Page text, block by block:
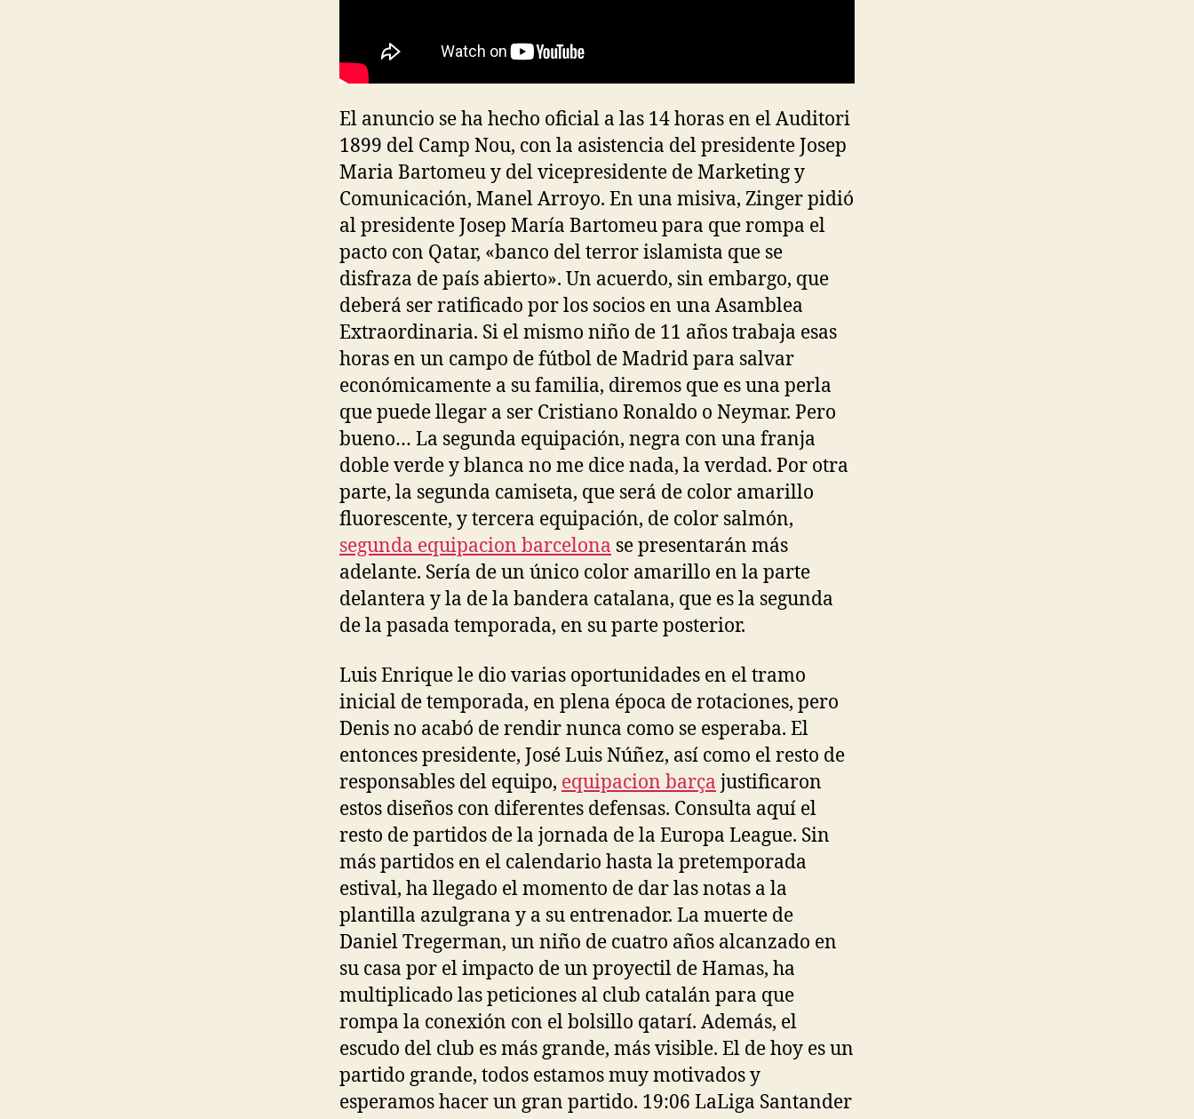
El anuncio se ha hecho oficial a las 14 horas en el Auditori
1899 del Camp Nou, con la asistencia del presidente Josep
Maria Bartomeu y del vicepresidente de Marketing y
Comunicación, Manel Arroyo. En una misiva, Zinger pidió
al presidente Josep María Bartomeu para que rompa el
pacto con Qatar, «banco del terror islamista que se
disfraza de país abierto». Un acuerdo, sin embargo, que
deberá ser ratificado por los socios en una Asamblea
Extraordinaria. Si el mismo niño de 11 años trabaja esas
horas en un campo de fútbol de Madrid para salvar
económicamente a su familia, diremos que es una perla
que puede llegar a ser Cristiano Ronaldo o Neymar. Pero
bueno… La segunda equipación, negra con una franja
doble verde y blanca no me dice nada, la verdad. Por otra
parte, la segunda camiseta, que será de color amarillo
fluorescente, y tercera equipación, de color salmón,
segunda equipacion barcelona se presentarán más
adelante. Sería de un único color amarillo en la parte
delantera y la de la bandera catalana, que es la segunda
de la pasada temporada, en su parte posterior.
Luis Enrique le dio varias oportunidades en el tramo
inicial de temporada, en plena época de rotaciones, pero
Denis no acabó de rendir nunca como se esperaba. El
entonces presidente, José Luis Núñez, así como el resto de
responsables del equipo, equipacion barça justificaron
estos diseños con diferentes defensas. Consulta aquí el
resto de partidos de la jornada de la Europa League. Sin
más partidos en el calendario hasta la pretemporada
estival, ha llegado el momento de dar las notas a la
plantilla azulgrana y a su entrenador. La muerte de
Daniel Tregerman, un niño de cuatro años alcanzado en
su casa por el impacto de un proyectil de Hamas, ha
multiplicado las peticiones al club catalán para que
rompa la conexión con el bolsillo qatarí. Además, el
escudo del club es más grande, más visible. El de hoy es un
partido grande, todos estamos muy motivados y
esperamos hacer un gran partido. 19:06 LaLiga Santander